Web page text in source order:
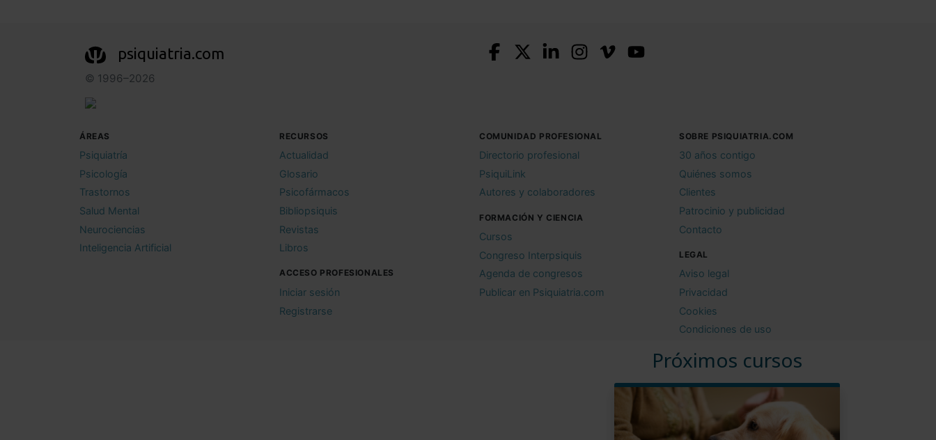
Próximos cursos
psiquiatria.com
© 1996–2026
ÁREAS
Psiquiatría
Psicología
Trastornos
Salud Mental
Neurociencias
Inteligencia Artificial
RECURSOS
Actualidad
Glosario
Psicofármacos
Bibliopsiquis
Revistas
Libros
ACCESO PROFESIONALES
Iniciar sesión
Registrarse
COMUNIDAD PROFESIONAL
Directorio profesional
PsiquiLink
Autores y colaboradores
FORMACIÓN Y CIENCIA
Cursos
Congreso Interpsiquis
Agenda de congresos
Publicar en Psiquiatria.com
SOBRE PSIQUIATRIA.COM
30 años contigo
Quiénes somos
Clientes
Patrocinio y publicidad
Contacto
LEGAL
Aviso legal
Privacidad
Cookies
Condiciones de uso